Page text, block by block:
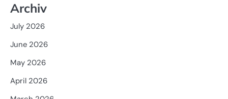
Archiv
July 2026
June 2026
May 2026
April 2026